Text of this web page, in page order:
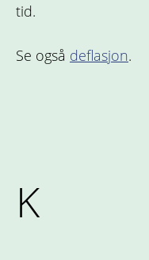
tid.
Se også deflasjon.
K